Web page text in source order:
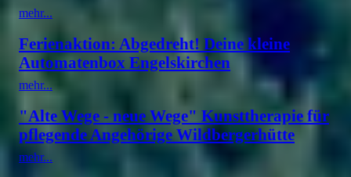
mehr...
Ferienaktion: Abgedreht! Deine kleine
Automatenbox Engelskirchen
mehr...
"Alte Wege - neue Wege" Kunsttherapie für
pflegende Angehörige Wildbergerhütte
mehr...